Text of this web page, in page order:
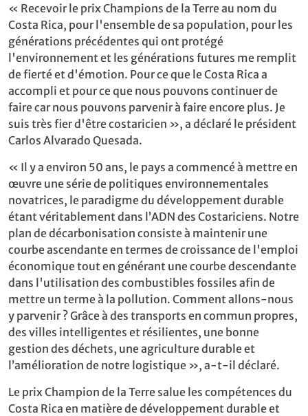
« Recevoir le prix Champions de la Terre au nom du
Costa Rica, pour l'ensemble de sa population, pour les
générations précédentes qui ont protégé
l'environnement et les générations futures me remplit
de fierté et d'émotion. Pour ce que le Costa Rica a
accompli et pour ce que nous pouvons continuer de
faire car nous pouvons parvenir à faire encore plus. Je
suis très fier d'être costaricien », a déclaré le président
Carlos Alvarado Quesada.
« Il y a environ 50 ans, le pays a commencé à mettre en
œuvre une série de politiques environnementales
novatrices, le paradigme du développement durable
étant véritablement dans l’ADN des Costariciens. Notre
plan de décarbonisation consiste à maintenir une
courbe ascendante en termes de croissance de l'emploi
économique tout en générant une courbe descendante
dans l'utilisation des combustibles fossiles afin de
mettre un terme à la pollution. Comment allons-nous
y parvenir ? Grâce à des transports en commun propres,
des villes intelligentes et résilientes, une bonne
gestion des déchets, une agriculture durable et
l’amélioration de notre logistique », a-t-il déclaré.
Le prix Champion de la Terre salue les compétences du
Costa Rica en matière de développement durable et